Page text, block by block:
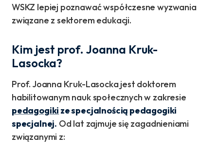
WSKZ lepiej poznawać współczesne wyzwania
związane z sektorem edukacji.
Kim jest prof. Joanna Kruk-
Lasocka?
Prof. Joanna Kruk-Lasocka jest doktorem
habilitowanym nauk społecznych w zakresie
pedagogiki ze specjalnością pedagogiki
specjalnej. Od lat zajmuje się zagadnieniami
związanymi z: